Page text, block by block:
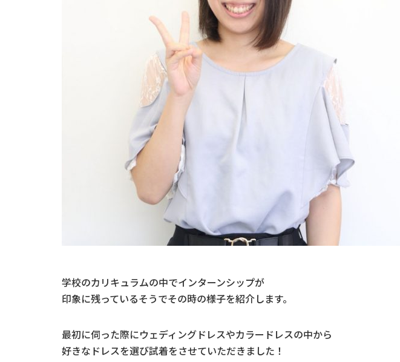
学校のカリキュラムの中でインターンシップが
印象に残っているそうでその時の様子を紹介します。
最初に伺った際にウェディングドレスやカラードレスの中から
好きなドレスを選び試着をさせていただきました！